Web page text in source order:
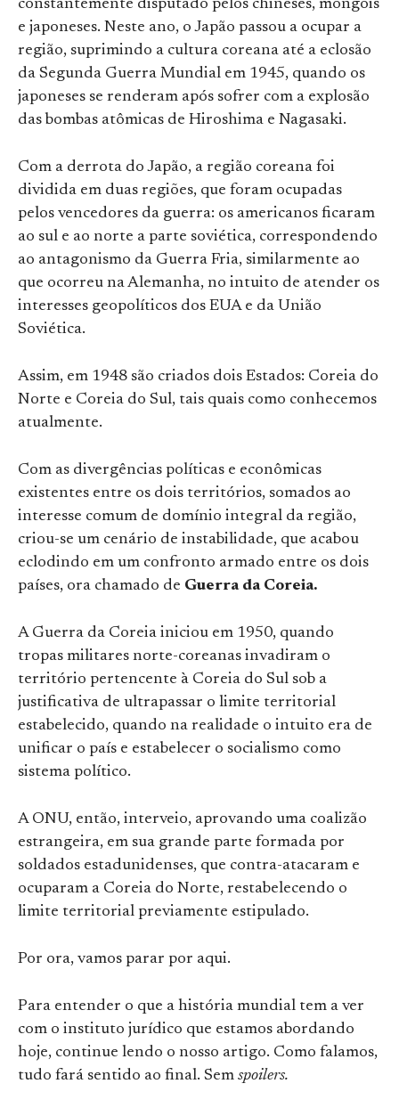
constantemente disputado pelos chineses, mongóis
e japoneses. Neste ano, o Japão passou a ocupar a
região, suprimindo a cultura coreana até a eclosão
da Segunda Guerra Mundial em 1945, quando os
japoneses se renderam após sofrer com a explosão
das bombas atômicas de Hiroshima e Nagasaki.
Com a derrota do Japão, a região coreana foi
dividida em duas regiões, que foram ocupadas
pelos vencedores da guerra: os americanos ficaram
ao sul e ao norte a parte soviética, correspondendo
ao antagonismo da Guerra Fria, similarmente ao
que ocorreu na Alemanha, no intuito de atender os
interesses geopolíticos dos EUA e da União
Soviética.
Assim, em 1948 são criados dois Estados: Coreia do
Norte e Coreia do Sul, tais quais como conhecemos
atualmente.
Com as divergências políticas e econômicas
existentes entre os dois territórios, somados ao
interesse comum de domínio integral da região,
criou-se um cenário de instabilidade, que acabou
eclodindo em um confronto armado entre os dois
países, ora chamado de Guerra da Coreia.
A Guerra da Coreia iniciou em 1950, quando
tropas militares norte-coreanas invadiram o
território pertencente à Coreia do Sul sob a
justificativa de ultrapassar o limite territorial
estabelecido, quando na realidade o intuito era de
unificar o país e estabelecer o socialismo como
sistema político.
A ONU, então, interveio, aprovando uma coalizão
estrangeira, em sua grande parte formada por
soldados estadunidenses, que contra-atacaram e
ocuparam a Coreia do Norte, restabelecendo o
limite territorial previamente estipulado.
Por ora, vamos parar por aqui.
Para entender o que a história mundial tem a ver
com o instituto jurídico que estamos abordando
hoje, continue lendo o nosso artigo. Como falamos,
tudo fará sentido ao final. Sem spoilers.